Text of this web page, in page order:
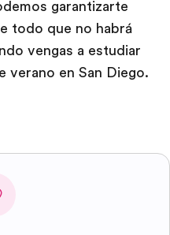
garantizarte
todo que no habrá
vengas a estudiar
verano en San Diego.